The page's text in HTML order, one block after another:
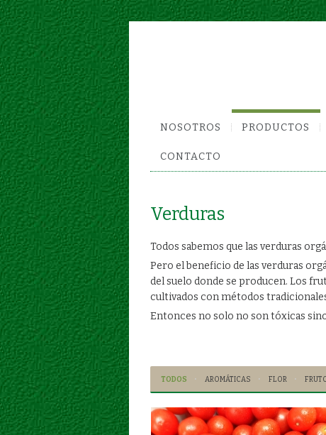
NOSOTROS PRODUCTOS
CONTACTO
Verduras
Todos sabemos que las verduras
Pero el beneficio de las verduras
del suelo donde se producen. Los
cultivados con métodos
Entonces no solo no son tóxicas sino
TODOS AROMÁTICAS FLOR